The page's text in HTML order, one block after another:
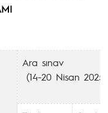
Ara sınav
(14-20 Nisan 2025)